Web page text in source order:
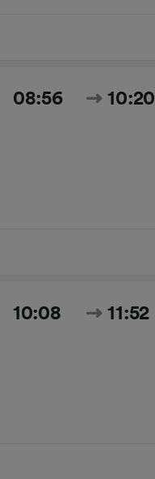
08:56 10:20
10:08 11:52